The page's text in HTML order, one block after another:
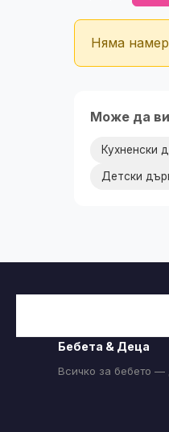
Няма
Може да
Кухненски
Детски
Бебета & Деца
Всичко за бебето —